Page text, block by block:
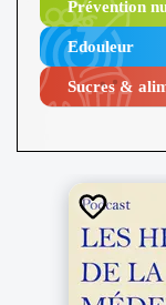
Prévention
Edouleur​
Sucres &